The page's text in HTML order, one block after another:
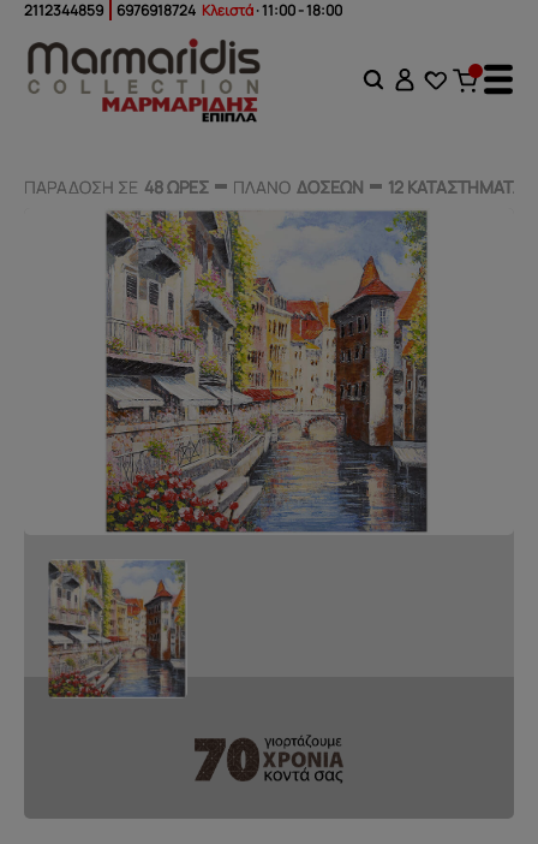
2112344859 6976918724 Κλειστά· 11:00 - 18:00
ΠΑΡΑΔΟΣΗ ΣΕ 48 ΩΡΕΣ ΠΛΑΝΟ ΔΟΣΕΩΝ 12 ΚΑΤΑΣΤΗΜΑΤΑ
ΠΑΡΑΔΟΣΗ ΣΕ 48 ΩΡΕΣ ΠΛΑΝΟ ΔΟΣΕΩΝ 12 ΚΑΤΑΣΤΗΜΑΤΑ